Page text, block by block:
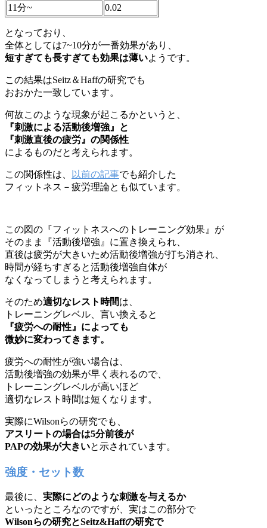
11分~
0.02
となっており、
全体としては7~10分が一番効果があり、
短すぎても長すぎても効果は薄いようです。
この結果はSeitz＆Haffの研究でも
おおかた一致しています。
何故このような現象が起こるかというと、
『刺激による活動後増強』と
『刺激直後の疲労』の関係性
によるものだと考えられます。
この関係性は、 以前の記事でも紹介した
フィットネス－疲労理論とも似ています。
この図の『フィットネスへのトレーニング効果』が
そのまま『活動後増強』に置き換えられ、
直後は疲労が大きいため活動後増強が打ち消され、
時間が経ちすぎると活動後増強自体が
なくなってしまうと考えられます。
そのため適切なレスト時間は、
トレーニングレベル、言い換えると
『疲労への耐性』によっても
微妙に変わってきます。
疲労への耐性が強い場合は、
活動後増強の効果が早く表れるので、
トレーニングレベルが高いほど
適切なレスト時間は短くなります。
実際にWilsonらの研究でも、
アスリートの場合は5分前後が
PAPの効果が大きいと示されています。
強度・セット数
最後に、 実際にどのような刺激を与えるか
といったところなのですが、実はこの部分で
Wilsonらの研究とSeitz&Haffの研究で